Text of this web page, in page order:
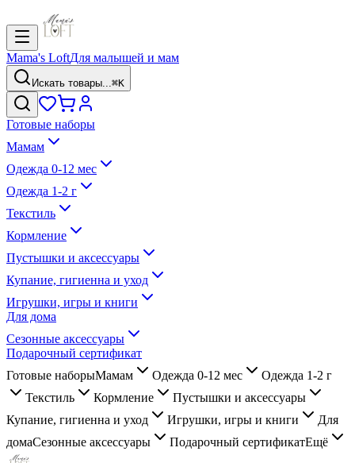
Mama's LoftДля малышей и мам
Искать товары...⌘K
Готовые наборы
Мамам
Одежда 0-12 мес
Одежда 1-2 г
Текстиль
Кормление
Пустышки и аксессуары
Купание, гигиенна и уход
Игрушки, игры и книги
Для дома
Сезонные аксессуары
Подарочный сертификат
Готовые наборыМамам Одежда 0-12 мес
Одежда 1-2 г
Текстиль
Кормление
Пустышки и аксессуары
Купание, гигиенна и уход
Игрушки, игры и книги
Для
домаСезонные аксессуары Подарочный сертификатЕщё